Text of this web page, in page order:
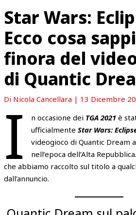
Star Wars:
Ecco cosa
finora del
di Quantic
Di Nicola Cancellara | 13 Dicembre
I n occasione dei TGA 2021è
ufficialmente Star Wars:
videogioco di Quantic Dream
nell’epoca dell’Alta
che abbiamo raccolto sul titolo a
dall’annuncio.